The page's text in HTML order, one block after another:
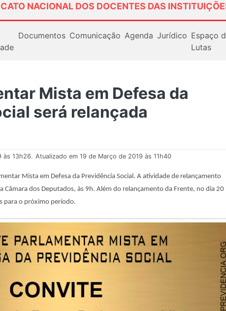
NACIONAL DOS DOCENTES DAS
Documentos Comunicação Agenda Jurídico Espaço
Lutas
Mista em Defesa da
será relançada
às 13h26. Atualizado em 19 de Março de 2019 às 11h40
Mista em Defesa da Previdência Social. A atividade de relançamento
Câmara dos Deputados, às 9h. Além do relançamento da Frente, no dia 20
para o próximo período.
ANDES-SN convoca docentes
Solidariedade Internacionalista
13 de agosto
O ANDES-SN conclama suas
conjunto da categoria docente a